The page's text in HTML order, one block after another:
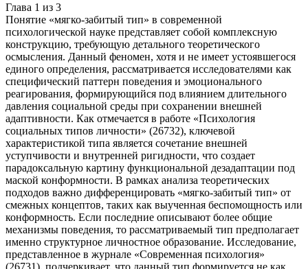
Глава 1 из 3
Понятие «мягко-забитый тип» в современной
психологической науке представляет собой комплексную
конструкцию, требующую детального теоретического
осмысления. Данный феномен, хотя и не имеет устоявшегося
единого определения, рассматривается исследователями как
специфический паттерн поведения и эмоционального
реагирования, формирующийся под влиянием длительного
давления социальной среды при сохранении внешней
адаптивности. Как отмечается в работе «Психология
социальных типов личности» (26732), ключевой
характеристикой типа является сочетание внешней
уступчивости и внутренней ригидности, что создает
парадоксальную картину функциональной дезадаптации под
маской конформности. В рамках анализа теоретических
подходов важно дифференцировать «мягко-забитый тип» от
смежных концептов, таких как выученная беспомощность или
конформность. Если последние описывают более общие
механизмы поведения, то рассматриваемый тип предполагает
именно структурное личностное образование. Исследование,
представленное в журнале «Современная психология»
(26731), подчеркивает, что данный тип формируется не как